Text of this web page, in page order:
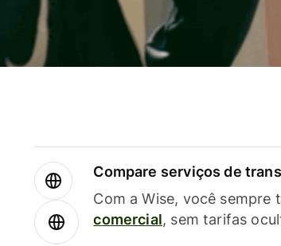
Compare serviços de
Com a Wise, você sempre
comercial, sem tarifas